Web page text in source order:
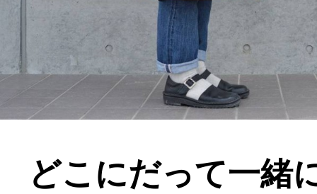
どこにだって一緒